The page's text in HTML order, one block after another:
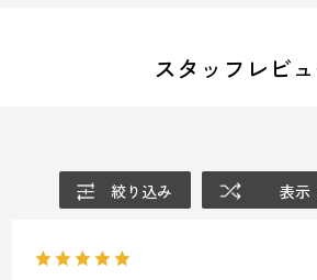
スタッフレビ
絞り込み 表示